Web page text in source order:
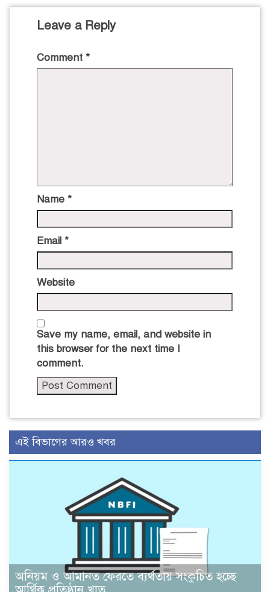
Leave a Reply
Comment *
Name *
Email *
Website
Save my name, email, and website in
this browser for the next time I
comment.
এই বিভাগের আরও খবর
অনিয়ম ও আমানত ফেরতে ব্যর্থতায় সংকুচিত হচ্ছে